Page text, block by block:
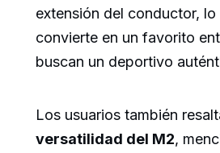
extensión del conductor, lo
convierte en un favorito
buscan un deportivo
Los usuarios también
versatilidad del M2,